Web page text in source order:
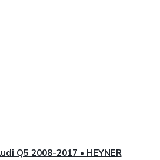
Q5 2008-2017 • HEYNER